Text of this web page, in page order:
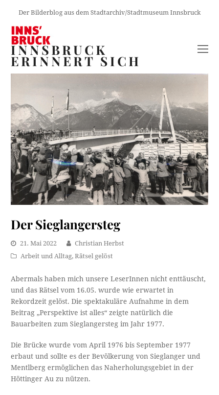
Der Bilderblog aus dem Stadtarchiv/Stadtmuseum Innsbruck
INNSBRUCK
ERINNERT SICH
Der Sieglangersteg
21. Mai 2022
Christian Herbst
Arbeit und Alltag,Rätsel gelöst
Abermals haben mich unsere LeserInnen nicht enttäuscht,
und das Rätsel vom 16.05. wurde wie erwartet in
Rekordzeit gelöst. Die spektakuläre Aufnahme in dem
Beitrag „Perspektive ist alles“ zeigte natürlich die
Bauarbeiten zum Sieglangersteg im Jahr 1977.
Die Brücke wurde vom April 1976 bis September 1977
erbaut und sollte es der Bevölkerung von Sieglanger und
Mentlberg ermöglichen das Naherholungsgebiet in der
Höttinger Au zu nützen.